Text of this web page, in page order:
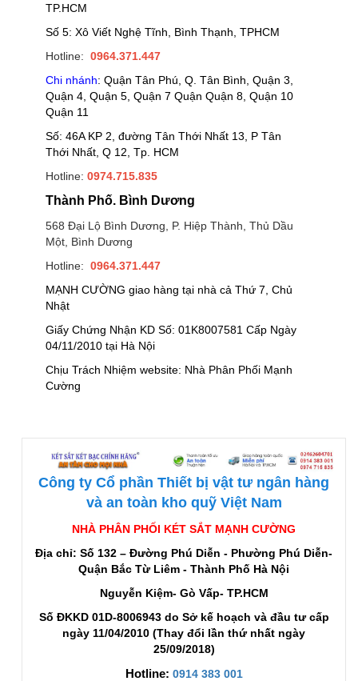
TP.HCM
Số 5: Xô Viết Nghệ Tĩnh, Bình Thạnh, TPHCM
Hotline: 0964.371.447
Chi nhánh: Quận Tân Phú, Q. Tân Bình, Quận 3,
Quận 4, Quận 5, Quận 7 Quận Quận 8, Quận 10
Quận 11
Số: 46A KP 2, đường Tân Thới Nhất 13, P Tân
Thới Nhất, Q 12, Tp. HCM
Hotline: 0974.715.835
Thành Phố. Bình Dương
568 Đại Lộ Bình Dương, P. Hiệp Thành, Thủ Dầu
Một, Bình Dương
Hotline: 0964.371.447
MẠNH CƯỜNG giao hàng tại nhà cả Thứ 7, Chủ
Nhật
Giấy Chứng Nhận KD Số: 01K8007581 Cấp Ngày
04/11/2010 tại Hà Nội
Chịu Trách Nhiệm website: Nhà Phân Phối Mạnh
Cường
Công ty Cổ phần Thiết bị vật tư ngân hàng
và an toàn kho quỹ Việt Nam
NHÀ PHÂN PHỐI KÉT SẮT MẠNH CƯỜNG
Địa chỉ: Số 132 – Đường Phú Diễn - Phường Phú Diễn-
Quận Bắc Từ Liêm - Thành Phố Hà Nội
Nguyễn Kiệm- Gò Vấp- TP.HCM
Số ĐKKD 01D-8006943 do Sở kế hoạch và đầu tư cấp
ngày 11/04/2010 (Thay đổi lần thứ nhất ngày
25/09/2018)
Hotline: 0914 383 001